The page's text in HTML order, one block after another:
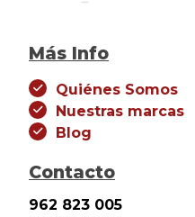
Más Info
Quiénes Somos
Nuestras marcas
Blog
Contacto
962 823 005